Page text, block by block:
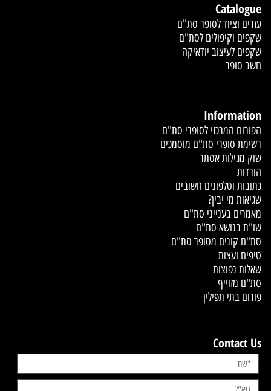
Catalogue
עזרים וציוד לסופר סת"ם
שקפים וקיפולים לסת"ם
שקפים לעיצוב יודאיקה
חשב סופר
Information
הפורום המרכזי לסופרי סת"ם
רשימת סופרי סת"ם מוסמכים
שוק מגילות אסתר
הורדות
כתובות וטלפונים חשובים
שגיאות מי יבין?
מאמרים בענייני סת"ם
שו"ת בנושא סת"ם
סת"ם קונים מסופר סת"ם
טיפים ועצות
שאלות נפוצות
סת"ם מזוייף
פורום בתי תפילין
Contact Us